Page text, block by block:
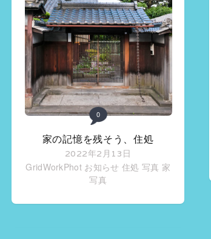
0
家の記憶を残そう、住処
2022年2月13日
GridWorkPhot お知らせ 住処 写真 家
写真